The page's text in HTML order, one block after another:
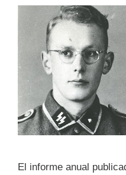
El informe anual